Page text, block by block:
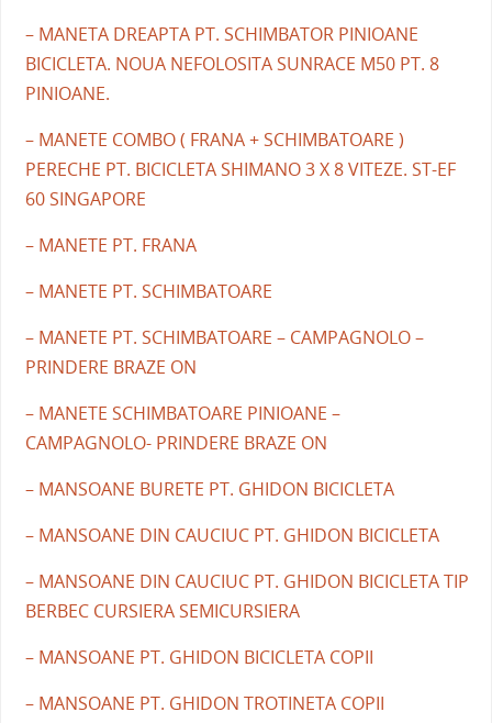
– MANETA DREAPTA PT. SCHIMBATOR PINIOANE
BICICLETA. NOUA NEFOLOSITA SUNRACE M50 PT. 8
PINIOANE.
– MANETE COMBO ( FRANA + SCHIMBATOARE )
PERECHE PT. BICICLETA SHIMANO 3 X 8 VITEZE. ST-EF
60 SINGAPORE
– MANETE PT. FRANA
– MANETE PT. SCHIMBATOARE
– MANETE PT. SCHIMBATOARE – CAMPAGNOLO –
PRINDERE BRAZE ON
– MANETE SCHIMBATOARE PINIOANE –
CAMPAGNOLO- PRINDERE BRAZE ON
– MANSOANE BURETE PT. GHIDON BICICLETA
– MANSOANE DIN CAUCIUC PT. GHIDON BICICLETA
– MANSOANE DIN CAUCIUC PT. GHIDON BICICLETA TIP
BERBEC CURSIERA SEMICURSIERA
– MANSOANE PT. GHIDON BICICLETA COPII
– MANSOANE PT. GHIDON TROTINETA COPII